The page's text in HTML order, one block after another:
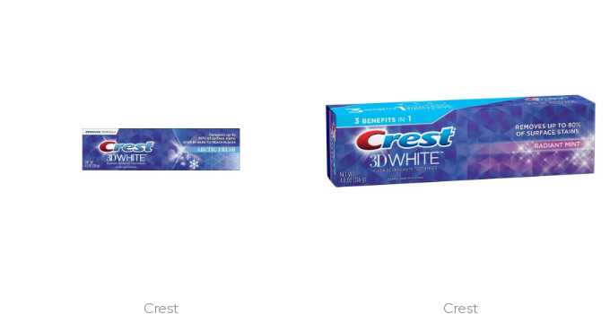
Crest Crest